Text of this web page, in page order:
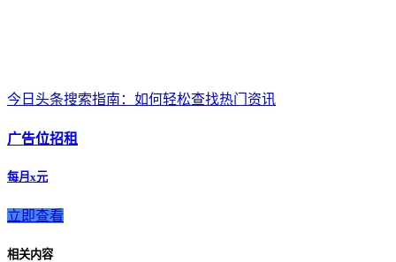
今日头条搜索指南：如何轻松查找热门资讯
广告位招租
每月x元
立即查看
相关内容